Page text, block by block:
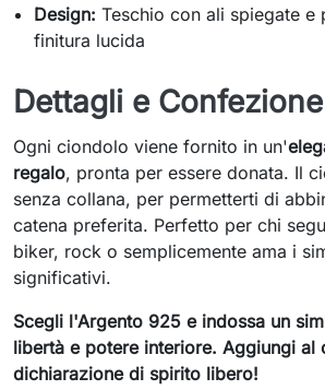
Design: Teschio con ali spiegate e
finitura lucida
Dettagli e Confezione
Ogni ciondolo viene fornito in un'
regalo, pronta per essere donata. Il
senza collana, per permetterti di
catena preferita. Perfetto per chi
biker, rock o semplicemente ama i
significativi.
Scegli l'Argento 925 e indossa un
libertà e potere interiore. Aggiungi al
dichiarazione di spirito libero!